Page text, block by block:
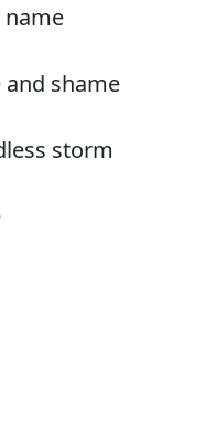
name
and shame
storm